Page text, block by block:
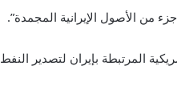
من الأصول الإيرانية المجمدة”.
المرتبطة بإيران لتصدير